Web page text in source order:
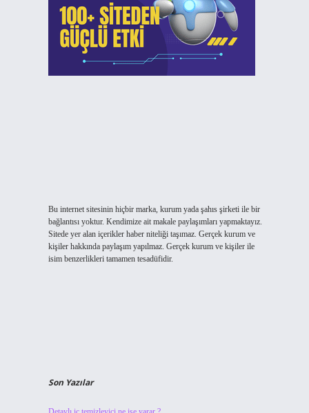
Bu internet sitesinin hiçbir marka, kurum yada şahıs şirketi ile bir
bağlantısı yoktur. Kendimize ait makale paylaşımları yapmaktayız.
Sitede yer alan içerikler haber niteliği taşımaz. Gerçek kurum ve
kişiler hakkında paylaşım yapılmaz. Gerçek kurum ve kişiler ile
isim benzerlikleri tamamen tesadüfidir.
Son Yazılar